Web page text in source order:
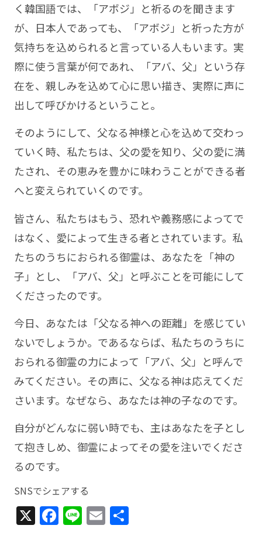
く韓国語では、「アボジ」と祈るのを聞きます
が、日本人であっても、「アボジ」と祈った方が
気持ちを込められると言っている人もいます。実
際に使う言葉が何であれ、「アバ、父」という存
在を、親しみを込めて心に思い描き、実際に声に
出して呼びかけるということ。
そのようにして、父なる神様と心を込めて交わっ
ていく時、私たちは、父の愛を知り、父の愛に満
たされ、その恵みを豊かに味わうことができる者
へと変えられていくのです。
皆さん、私たちはもう、恐れや義務感によってで
はなく、愛によって生きる者とされています。私
たちのうちにおられる御霊は、あなたを「神の
子」とし、「アバ、父」と呼ぶことを可能にして
くださったのです。
今日、あなたは「父なる神への距離」を感じてい
ないでしょうか。であるならば、私たちのうちに
おられる御霊の力によって「アバ、父」と呼んで
みてください。その声に、父なる神は応えてくだ
さいます。なぜなら、あなたは神の子なのです。
自分がどんなに弱い時でも、主はあなたを子とし
て抱きしめ、御霊によってその愛を注いでくださ
るのです。
SNSでシェアする
X Facebook
LineEmail
共